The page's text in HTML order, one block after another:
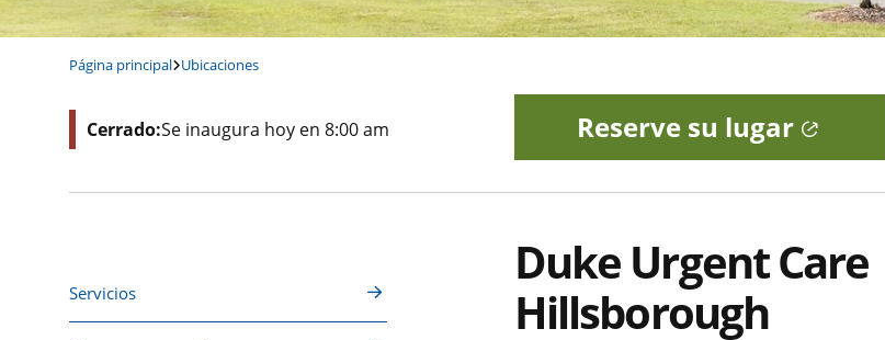
Página principal Ubicaciones
Cerrado:Se inaugura hoy en 8:00 am Reserve su lugar
Servicios
Duke Urgent Care
Hillsborough